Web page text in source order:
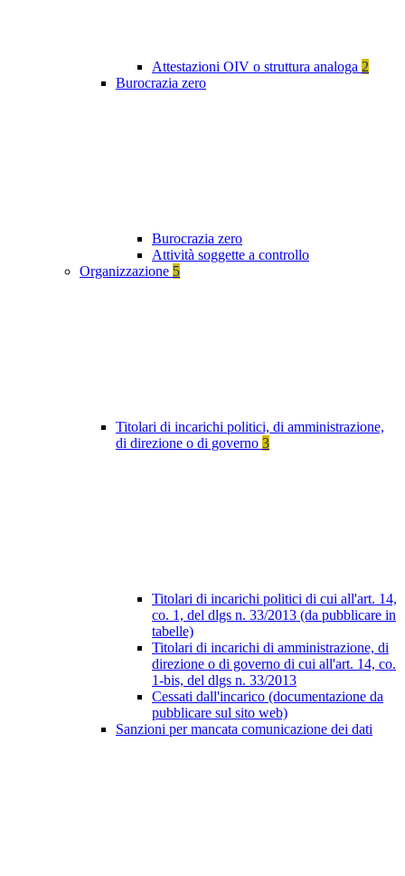
Attestazioni OIV o struttura analoga 2
Burocrazia zero
Burocrazia zero
Attività soggette a controllo
Organizzazione 5
Titolari di incarichi politici, di amministrazione,
di direzione o di governo 3
Titolari di incarichi politici di cui all'art. 14,
co. 1, del dlgs n. 33/2013 (da pubblicare in
tabelle)
Titolari di incarichi di amministrazione, di
direzione o di governo di cui all'art. 14, co.
1-bis, del dlgs n. 33/2013
Cessati dall'incarico (documentazione da
pubblicare sul sito web)
Sanzioni per mancata comunicazione dei dati